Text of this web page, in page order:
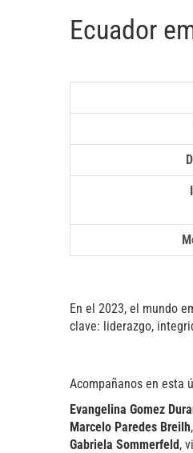
Ecuador
En el 2023, el mundo
clave: liderazgo,
Acompañanos en esta
Evangelina Gomez
Marcelo Paredes Breilh
Gabriela Sommerfeld,